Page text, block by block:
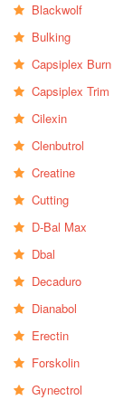
Blackwolf
Bulking
Capsiplex Burn
Capsiplex Trim
Cilexin
Clenbutrol
Creatine
Cutting
D-Bal Max
Dbal
Decaduro
Dianabol
Erectin
Forskolin
Gynectrol